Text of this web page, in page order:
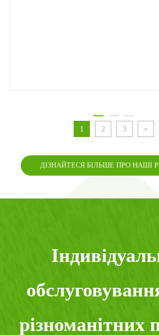
1 2 3 »
ДІЗНАЙТЕСЯ БІЛЬШЕ ПРО НАШІ
різноманітних